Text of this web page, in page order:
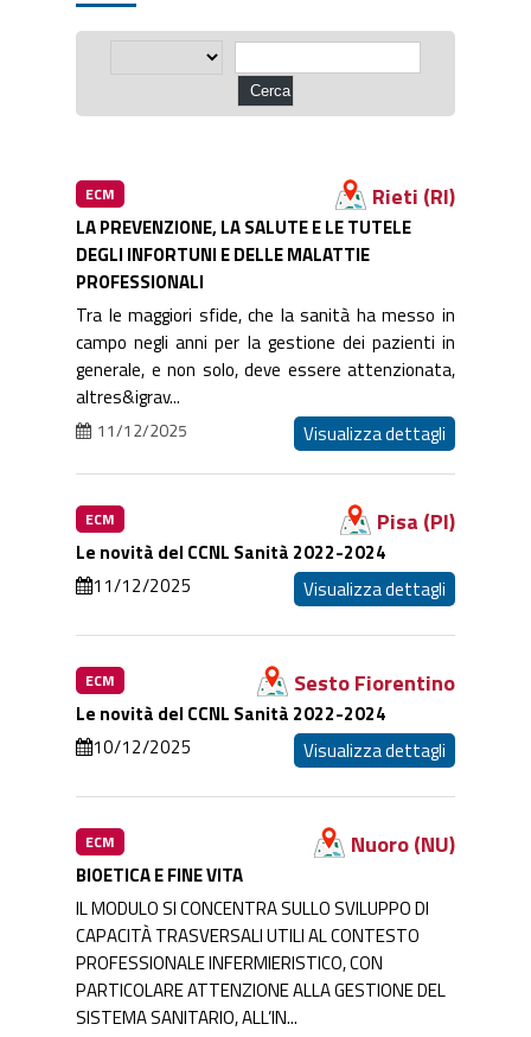
ECM Rieti (RI)
LA PREVENZIONE, LA SALUTE E LE TUTELE
DEGLI INFORTUNI E DELLE MALATTIE
PROFESSIONALI
Tra le maggiori sfide, che la sanità ha messo in
campo negli anni per la gestione dei pazienti in
generale, e non solo, deve essere attenzionata,
altres&igrav...
11/12/2025 Visualizza dettagli
ECM Pisa (PI)
Le novità del CCNL Sanità 2022-2024
11/12/2025
Visualizza dettagli
ECM Sesto Fiorentino
Le novità del CCNL Sanità 2022-2024
10/12/2025
Visualizza dettagli
ECM Nuoro (NU)
BIOETICA E FINE VITA
IL MODULO SI CONCENTRA SULLO SVILUPPO DI
CAPACITÀ TRASVERSALI UTILI AL CONTESTO
PROFESSIONALE INFERMIERISTICO, CON
PARTICOLARE ATTENZIONE ALLA GESTIONE DEL
SISTEMA SANITARIO, ALL’IN...